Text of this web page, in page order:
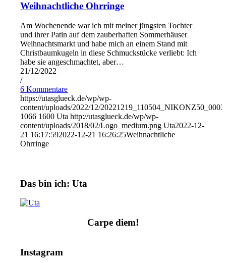
Weihnachtliche Ohrringe
Am Wochenende war ich mit meiner jüngsten Tochter
und ihrer Patin auf dem zauberhaften Sommerhäuser
Weihnachtsmarkt und habe mich an einem Stand mit
Christbaumkugeln in diese Schmuckstücke verliebt: Ich
habe sie angeschmachtet, aber…
21/12/2022
/
6 Kommentare
https://utasglueck.de/wp/wp-
content/uploads/2022/12/
1066 1600 Uta http://utasglueck.de/wp/wp-
content/uploads/2018/02/Logo_medium.png Uta2022-12-
21 16:17:592022-12-21 16:26:25Weihnachtliche
Ohrringe
Das bin ich: Uta
Carpe diem!
Instagram